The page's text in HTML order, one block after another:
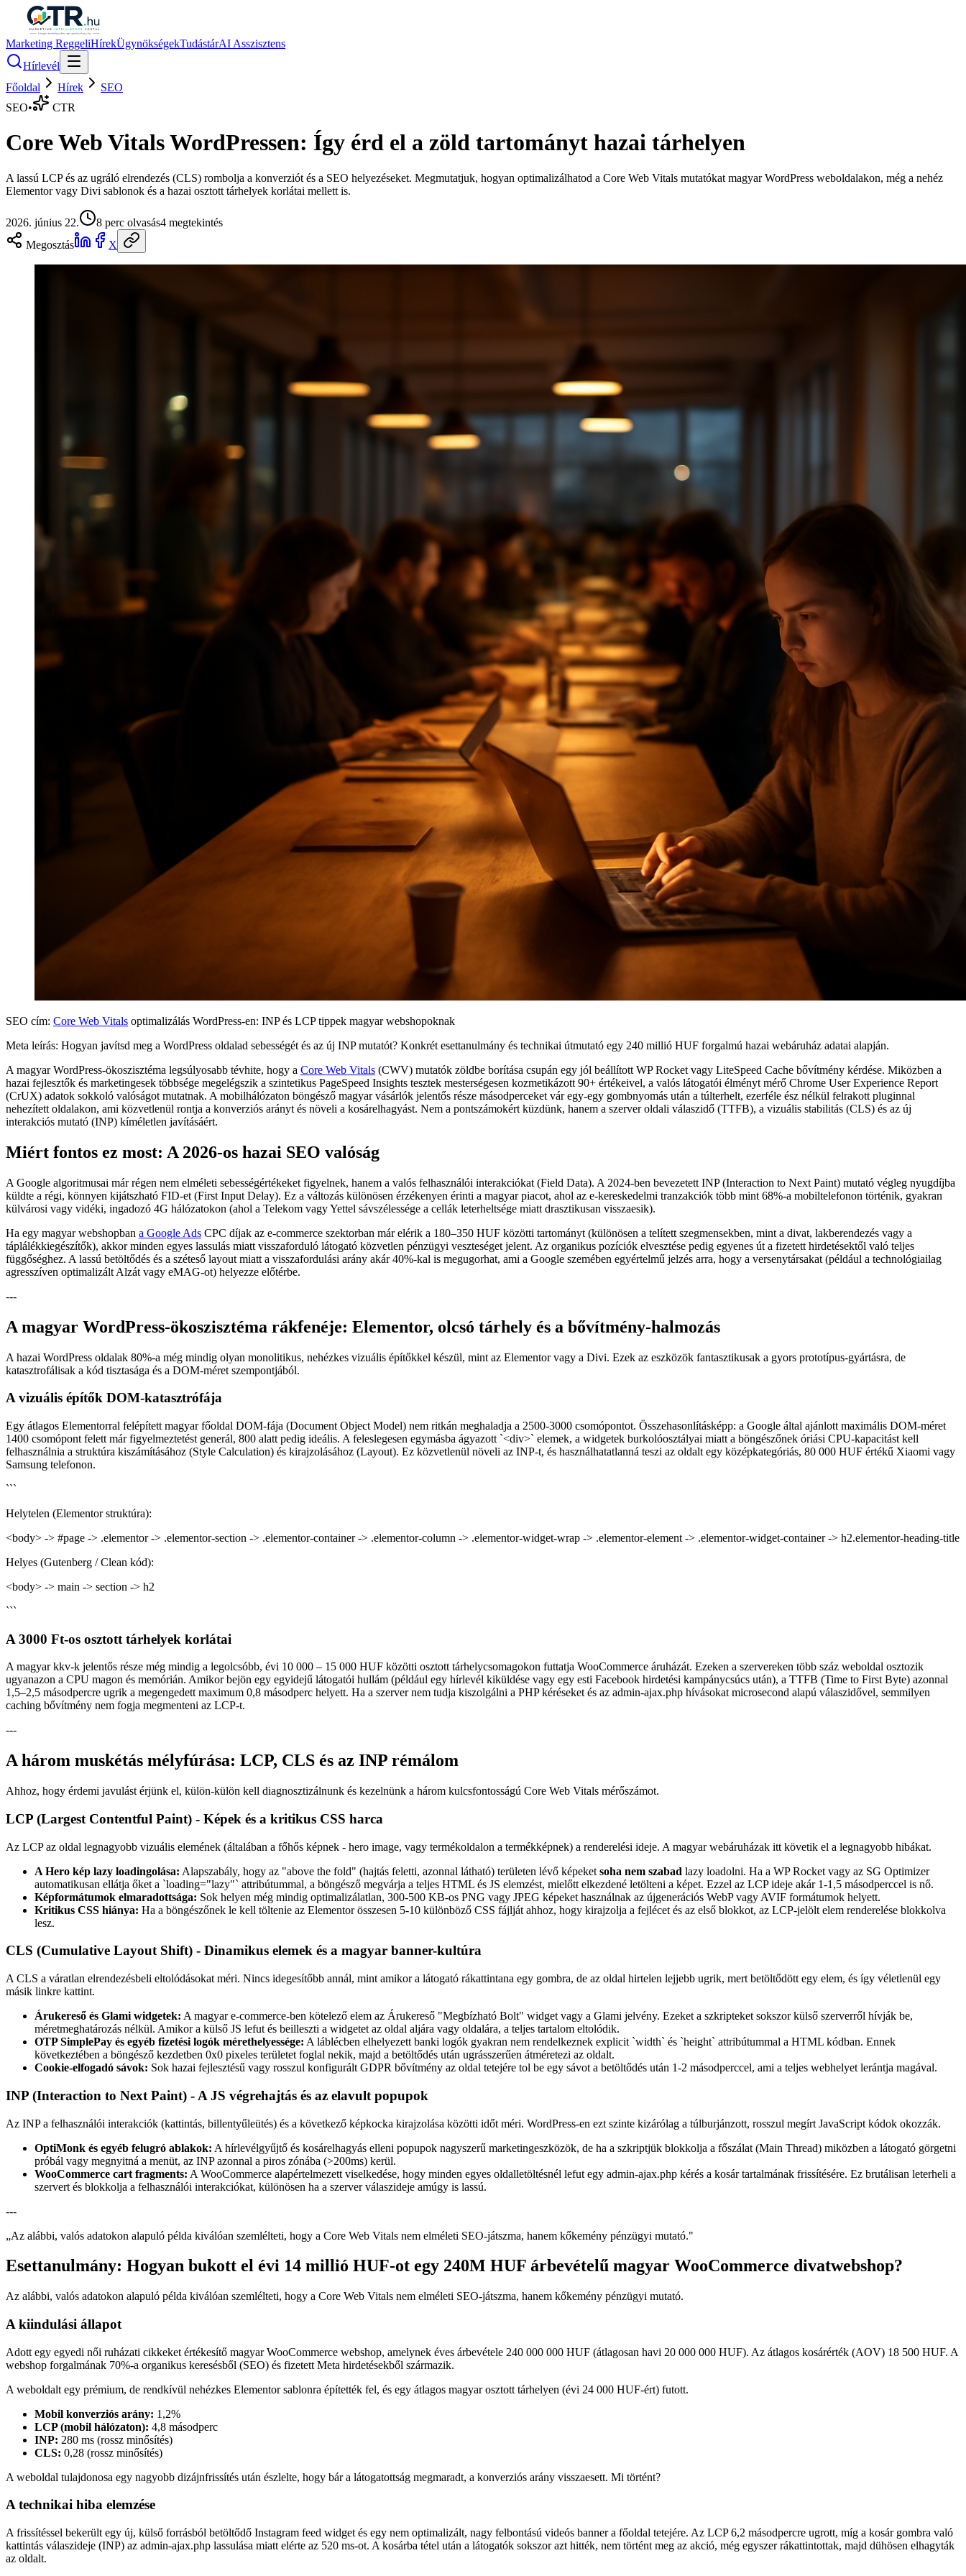
Marketing ReggeliHírekÜgynökségekTudástárAI Asszisztens
Hírlevél
Főoldal
Hírek
SEO
SEO• CTR
Core Web Vitals WordPressen: Így érd el a zöld tartományt hazai tárhelyen
A lassú LCP és az ugráló elrendezés (CLS) rombolja a konverziót és a SEO helyezéseket. Megmutatjuk, hogyan optimalizálhatod a Core Web Vitals mutatókat magyar WordPress weboldalakon, még a nehéz
Elementor vagy Divi sablonok és a hazai osztott tárhelyek korlátai mellett is.
2026. június 22. 8 perc olvasás4 megtekintés
Megosztás
X
SEO cím: Core Web Vitals optimalizálás WordPress-en: INP és LCP tippek magyar webshopoknak
Meta leírás: Hogyan javítsd meg a WordPress oldalad sebességét és az új INP mutatót? Konkrét esettanulmány és technikai útmutató egy 240 millió HUF forgalmú hazai webáruház adatai alapján.
A magyar WordPress-ökoszisztéma legsúlyosabb tévhite, hogy a Core Web Vitals (CWV) mutatók zöldbe borítása csupán egy jól beállított WP Rocket vagy LiteSpeed Cache bővítmény kérdése. Miközben a
hazai fejlesztők és marketingesek többsége megelégszik a szintetikus PageSpeed Insights tesztek mesterségesen kozmetikázott 90+ értékeivel, a valós látogatói élményt mérő Chrome User Experience Report
(CrUX) adatok sokkoló valóságot mutatnak. A mobilhálózaton böngésző magyar vásárlók jelentős része másodperceket vár egy-egy gombnyomás után a túlterhelt, ezerféle ész nélkül felrakott pluginnal
nehezített oldalakon, ami közvetlenül rontja a konverziós arányt és növeli a kosárelhagyást. Nem a pontszámokért küzdünk, hanem a szerver oldali válaszidő (TTFB), a vizuális stabilitás (CLS) és az új
interakciós mutató (INP) kíméletlen javításáért.
Miért fontos ez most: A 2026-os hazai SEO valóság
A Google algoritmusai már régen nem elméleti sebességértékeket figyelnek, hanem a valós felhasználói interakciókat (Field Data). A 2024-ben bevezetett INP (Interaction to Next Paint) mutató végleg nyugdíjba
küldte a régi, könnyen kijátszható FID-et (First Input Delay). Ez a változás különösen érzékenyen érinti a magyar piacot, ahol az e-kereskedelmi tranzakciók több mint 68%-a mobiltelefonon történik, gyakran
külvárosi vagy vidéki, ingadozó 4G hálózatokon (ahol a Telekom vagy Yettel sávszélessége a cellák leterheltsége miatt drasztikusan visszaesik).
Ha egy magyar webshopban a Google Ads CPC díjak az e-commerce szektorban már elérik a 180–350 HUF közötti tartományt (különösen a telített szegmensekben, mint a divat, lakberendezés vagy a
táplálékkiegészítők), akkor minden egyes lassulás miatt visszaforduló látogató közvetlen pénzügyi veszteséget jelent. Az organikus pozíciók elvesztése pedig egyenes út a fizetett hirdetésektől való teljes
függőséghez. A lassú betöltődés és a széteső layout miatt a visszafordulási arány akár 40%-kal is megugorhat, ami a Google szemében egyértelmű jelzés arra, hogy a versenytársakat (például a technológiailag
agresszíven optimalizált Alzát vagy eMAG-ot) helyezze előtérbe.
---
A magyar WordPress-ökoszisztéma rákfenéje: Elementor, olcsó tárhely és a bővítmény-halmozás
A hazai WordPress oldalak 80%-a még mindig olyan monolitikus, nehézkes vizuális építőkkel készül, mint az Elementor vagy a Divi. Ezek az eszközök fantasztikusak a gyors prototípus-gyártásra, de
katasztrofálisak a kód tisztasága és a DOM-méret szempontjából.
A vizuális építők DOM-katasztrófája
Egy átlagos Elementorral felépített magyar főoldal DOM-fája (Document Object Model) nem ritkán meghaladja a 2500-3000 csomópontot. Összehasonlításképp: a Google által ajánlott maximális DOM-méret
1400 csomópont felett már figyelmeztetést generál, 800 alatt pedig ideális. A feleslegesen egymásba ágyazott `<div>` elemek, a widgetek burkolóosztályai miatt a böngészőnek óriási CPU-kapacitást kell
felhasználnia a struktúra kiszámításához (Style Calculation) és kirajzolásához (Layout). Ez közvetlenül növeli az INP-t, és használhatatlanná teszi az oldalt egy középkategóriás, 80 000 HUF értékű Xiaomi vagy
Samsung telefonon.
```
Helytelen (Elementor struktúra):
<body> -> #page -> .elementor -> .elementor-section -> .elementor-container -> .elementor-column -> .elementor-widget-wrap -> .elementor-element -> .elementor-widget-container -> h2.elementor-heading-title
Helyes (Gutenberg / Clean kód):
<body> -> main -> section -> h2
```
A 3000 Ft-os osztott tárhelyek korlátai
A magyar kkv-k jelentős része még mindig a legolcsóbb, évi 10 000 – 15 000 HUF közötti osztott tárhelycsomagokon futtatja WooCommerce áruházát. Ezeken a szervereken több száz weboldal osztozik
ugyanazon a CPU magon és memórián. Amikor bejön egy egyidejű látogatói hullám (például egy hírlevél kiküldése vagy egy esti Facebook hirdetési kampánycsúcs után), a TTFB (Time to First Byte) azonnal
1,5–2,5 másodpercre ugrik a megengedett maximum 0,8 másodperc helyett. Ha a szerver nem tudja kiszolgálni a PHP kéréseket és az admin-ajax.php hívásokat microsecond alapú válaszidővel, semmilyen
caching bővítmény nem fogja megmenteni az LCP-t.
---
A három muskétás mélyfúrása: LCP, CLS és az INP rémálom
Ahhoz, hogy érdemi javulást érjünk el, külön-külön kell diagnosztizálnunk és kezelnünk a három kulcsfontosságú Core Web Vitals mérőszámot.
LCP (Largest Contentful Paint) - Képek és a kritikus CSS harca
Az LCP az oldal legnagyobb vizuális elemének (általában a főhős képnek - hero image, vagy termékoldalon a termékképnek) a renderelési ideje. A magyar webáruházak itt követik el a legnagyobb hibákat.
A Hero kép lazy loadingolása: Alapszabály, hogy az "above the fold" (hajtás feletti, azonnal látható) területen lévő képeket soha nem szabad lazy loadolni. Ha a WP Rocket vagy az SG Optimizer
automatikusan ellátja őket a `loading="lazy"` attribútummal, a böngésző megvárja a teljes HTML és JS elemzést, mielőtt elkezdené letölteni a képet. Ezzel az LCP ideje akár 1-1,5 másodperccel is nő.
Képformátumok elmaradottsága: Sok helyen még mindig optimalizálatlan, 300-500 KB-os PNG vagy JPEG képeket használnak az újgenerációs WebP vagy AVIF formátumok helyett.
Kritikus CSS hiánya: Ha a böngészőnek le kell töltenie az Elementor összesen 5-10 különböző CSS fájlját ahhoz, hogy kirajzolja a fejlécet és az első blokkot, az LCP-jelölt elem renderelése blokkolva
lesz.
CLS (Cumulative Layout Shift) - Dinamikus elemek és a magyar banner-kultúra
A CLS a váratlan elrendezésbeli eltolódásokat méri. Nincs idegesítőbb annál, mint amikor a látogató rákattintana egy gombra, de az oldal hirtelen lejjebb ugrik, mert betöltődött egy elem, és így véletlenül egy
másik linkre kattint.
Árukereső és Glami widgetek: A magyar e-commerce-ben kötelező elem az Árukereső "Megbízható Bolt" widget vagy a Glami jelvény. Ezeket a szkripteket sokszor külső szerverről hívják be,
méretmeghatározás nélkül. Amikor a külső JS lefut és beilleszti a widgetet az oldal aljára vagy oldalára, a teljes tartalom eltolódik.
OTP SimplePay és egyéb fizetési logók mérethelyessége: A láblécben elhelyezett banki logók gyakran nem rendelkeznek explicit `width` és `height` attribútummal a HTML kódban. Ennek
következtében a böngésző kezdetben 0x0 pixeles területet foglal nekik, majd a betöltődés után ugrásszerűen átméretezi az oldalt.
Cookie-elfogadó sávok: Sok hazai fejlesztésű vagy rosszul konfigurált GDPR bővítmény az oldal tetejére tol be egy sávot a betöltődés után 1-2 másodperccel, ami a teljes webhelyet lerántja magával.
INP (Interaction to Next Paint) - A JS végrehajtás és az elavult popupok
Az INP a felhasználói interakciók (kattintás, billentyűleütés) és a következő képkocka kirajzolása közötti időt méri. WordPress-en ezt szinte kizárólag a túlburjánzott, rosszul megírt JavaScript kódok okozzák.
OptiMonk és egyéb felugró ablakok: A hírlevélgyűjtő és kosárelhagyás elleni popupok nagyszerű marketingeszközök, de ha a szkriptjük blokkolja a főszálat (Main Thread) miközben a látogató görgetni
próbál vagy megnyitná a menüt, az INP azonnal a piros zónába (>200ms) kerül.
WooCommerce cart fragments: A WooCommerce alapértelmezett viselkedése, hogy minden egyes oldalletöltésnél lefut egy admin-ajax.php kérés a kosár tartalmának frissítésére. Ez brutálisan leterheli a
szervert és blokkolja a felhasználói interakciókat, különösen ha a szerver válaszideje amúgy is lassú.
---
„Az alábbi, valós adatokon alapuló példa kiválóan szemlélteti, hogy a Core Web Vitals nem elméleti SEO-játszma, hanem kőkemény pénzügyi mutató."
Esettanulmány: Hogyan bukott el évi 14 millió HUF-ot egy 240M HUF árbevételű magyar WooCommerce divatwebshop?
Az alábbi, valós adatokon alapuló példa kiválóan szemlélteti, hogy a Core Web Vitals nem elméleti SEO-játszma, hanem kőkemény pénzügyi mutató.
A kiindulási állapot
Adott egy egyedi női ruházati cikkeket értékesítő magyar WooCommerce webshop, amelynek éves árbevétele 240 000 000 HUF (átlagosan havi 20 000 000 HUF). Az átlagos kosárérték (AOV) 18 500 HUF. A
webshop forgalmának 70%-a organikus keresésből (SEO) és fizetett Meta hirdetésekből származik.
A weboldalt egy prémium, de rendkívül nehézkes Elementor sablonra építették fel, és egy átlagos magyar osztott tárhelyen (évi 24 000 HUF-ért) futott.
Mobil konverziós arány: 1,2%
LCP (mobil hálózaton): 4,8 másodperc
INP: 280 ms (rossz minősítés)
CLS: 0,28 (rossz minősítés)
A weboldal tulajdonosa egy nagyobb dizájnfrissítés után észlelte, hogy bár a látogatottság megmaradt, a konverziós arány visszaesett. Mi történt?
A technikai hiba elemzése
A frissítéssel bekerült egy új, külső forrásból betöltődő Instagram feed widget és egy nem optimalizált, nagy felbontású videós banner a főoldal tetejére. Az LCP 6,2 másodpercre ugrott, míg a kosár gombra való
kattintás válaszideje (INP) az admin-ajax.php lassulása miatt elérte az 520 ms-ot. A kosárba tétel után a látogatók sokszor azt hitték, nem történt meg az akció, még egyszer rákattintottak, majd dühösen elhagyták
az oldalt.